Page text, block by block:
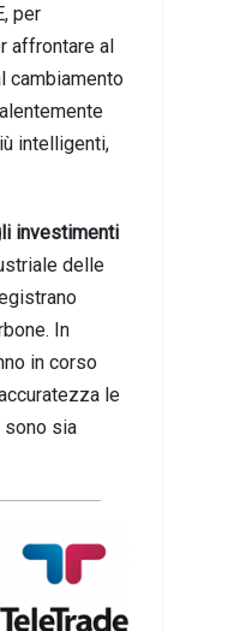
per
affrontare al
cambiamento
intelligenti,
investimenti
delle
In
in corso
le
sono sia